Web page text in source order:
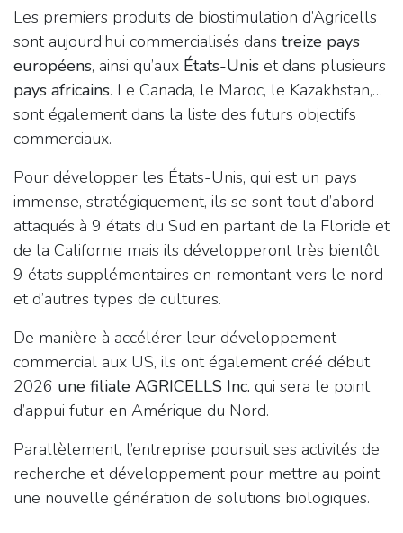
Les premiers produits de biostimulation d’Agricells
sont aujourd’hui commercialisés dans treize pays
européens, ainsi qu’aux États-Unis et dans plusieurs
pays africains. Le Canada, le Maroc, le Kazakhstan,…
sont également dans la liste des futurs objectifs
commerciaux.
Pour développer les États-Unis, qui est un pays
immense, stratégiquement, ils se sont tout d’abord
attaqués à 9 états du Sud en partant de la Floride et
de la Californie mais ils développeront très bientôt
9 états supplémentaires en remontant vers le nord
et d’autres types de cultures.
De manière à accélérer leur développement
commercial aux US, ils ont également créé début
2026 une filiale AGRICELLS Inc. qui sera le point
d’appui futur en Amérique du Nord.
Parallèlement, l’entreprise poursuit ses activités de
recherche et développement pour mettre au point
une nouvelle génération de solutions biologiques.